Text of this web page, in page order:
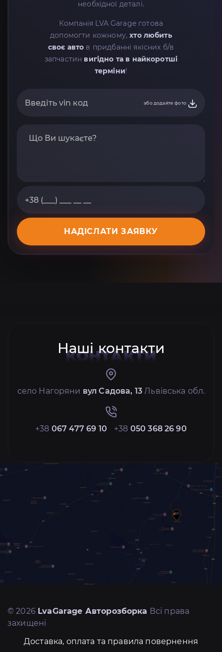
необхідної деталі.
Компанія LVA Garage готова
допомогти кожному,хто любить
своє авто в придбанні якісних б/в
запчастин вигідно та в найкоротші
терміни!
або додайте фото
НАДІСЛАТИ ЗАЯВКУ
Наші контакти
КОНТАКТИ
село Нагоряни вул Садова, 13 Львівська обл.
+38 067 477 69 10 +38 050 368 26 90
© 2026 LvaGarage Авторозборка Всі права
захищені
Доставка, оплата та правила повернення